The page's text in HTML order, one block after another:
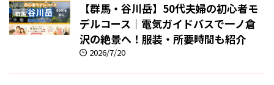
【群馬・谷川岳】50代夫婦の初心者モ
デルコース｜電気ガイドバスで一ノ倉
沢の絶景へ！服装・所要時間も紹介
2026/7/20